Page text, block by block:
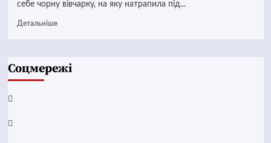
себе чорну вівчарку, на яку натрапила під...
Детальніше
Соцмережі
Facebook
YouTube